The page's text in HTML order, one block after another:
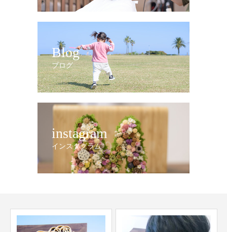
Blog
ブログ
instagram
インスタグラム